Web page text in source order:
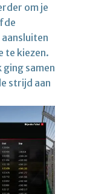
om je
te kiezen.
ging samen
strijd aan